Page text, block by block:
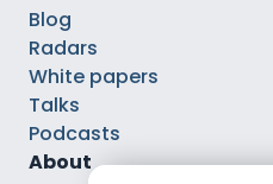
Blog
Radars
White papers
Talks
Podcasts
About